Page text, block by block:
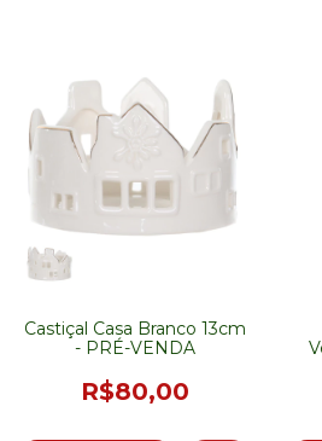
Castiçal Casa Branco 13cm
- PRÉ-VENDA
R$80,00